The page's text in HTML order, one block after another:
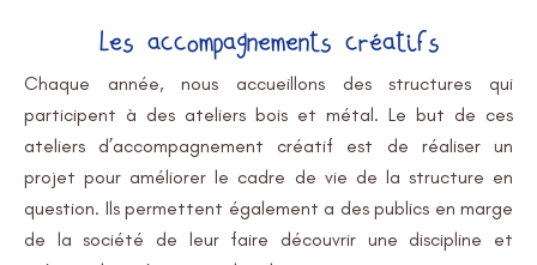
Les accompagnements créatifs
Chaque année, nous accueillons des structures qui
participent à des ateliers bois et métal. Le but de ces
ateliers d’accompagnement créatif est de réaliser un
projet pour améliorer le cadre de vie de la structure en
question. Ils permettent également a des publics en marge
de la société de leur faire découvrir une discipline et